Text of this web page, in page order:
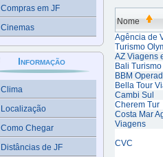
Compras em JF
Cinemas
Informação
Clima
Localização
Como Chegar
Distâncias de JF
Nome
Agência de
Turismo
AZ Viagens
Bali Turismo
BBM
Bella Tour
Cambi Sul
Cherem Tur
Costa Mar
Viagens
CVC